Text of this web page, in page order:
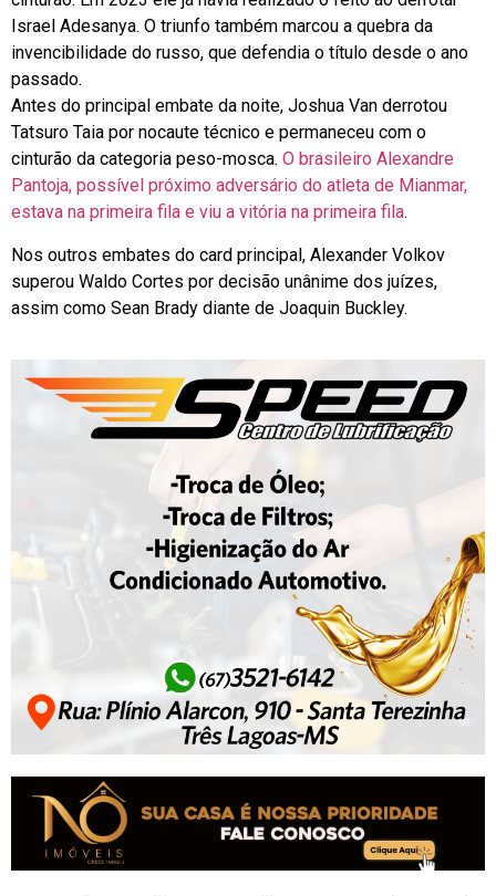
Israel Adesanya. O triunfo também marcou a quebra da
invencibilidade do russo, que defendia o título desde o ano
passado.
Antes do principal embate da noite, Joshua Van derrotou
Tatsuro Taia por nocaute técnico e permaneceu com o
cinturão da categoria peso-mosca. O brasileiro Alexandre
Pantoja, possível próximo adversário do atleta de Mianmar,
estava na primeira fila e viu a vitória na primeira fila.
Nos outros embates do card principal, Alexander Volkov
superou Waldo Cortes por decisão unânime dos juízes,
assim como Sean Brady diante de Joaquin Buckley.